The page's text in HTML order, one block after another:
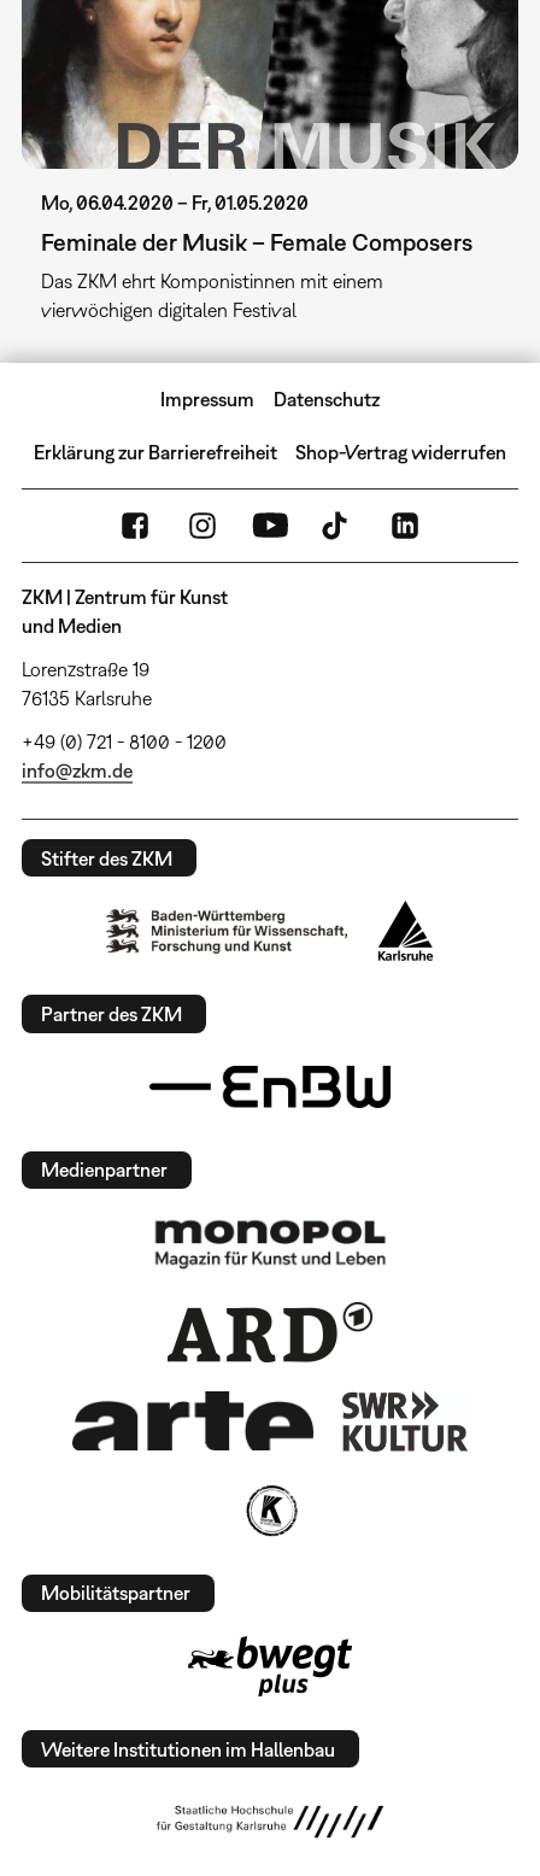
Mo, 06.04.2020 – Fr, 01.05.2020
Feminale der Musik – Female Composers
Das ZKM ehrt Komponistinnen mit einem
vierwöchigen digitalen Festival
Impressum Datenschutz
Erklärung zur Barrierefreiheit Shop-Vertrag widerrufen
ZKM | Zentrum für Kunst
und Medien
Lorenzstraße 19
76135 Karlsruhe
+49 (0) 721 - 8100 - 1200
info@zkm.de
Stifter des ZKM
Partner des ZKM
Medienpartner
Mobilitätspartner
Weitere Institutionen im Hallenbau